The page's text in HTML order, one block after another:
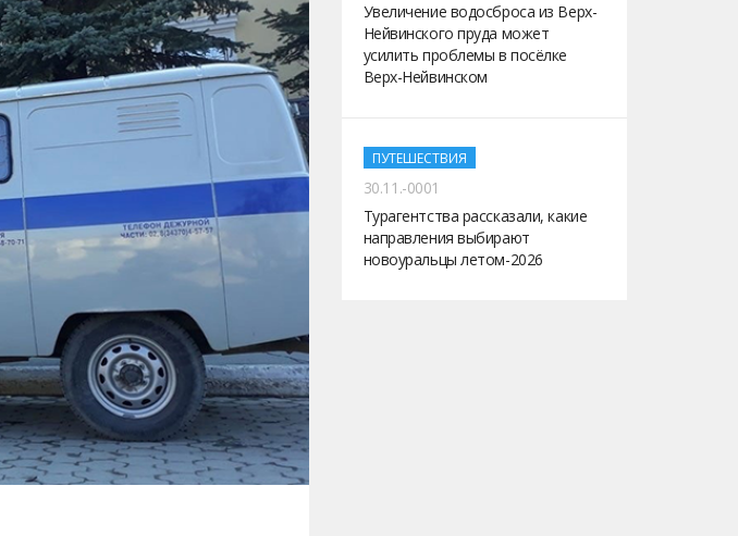
Увеличение водосброса из Верх-
Нейвинского пруда может
усилить проблемы в посёлке
Верх-Нейвинском
ПУТЕШЕСТВИЯ
30.11.-0001
Турагентства рассказали, какие
направления выбирают
новоуральцы летом-2026